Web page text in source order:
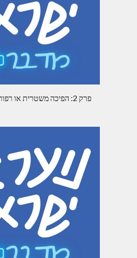
פרק 2: הפיכה משטרית או רפורמה משפטית?